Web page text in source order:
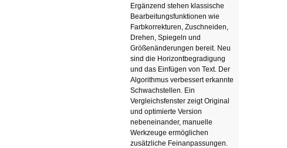
Ergänzend stehen klassische
Bearbeitungsfunktionen wie
Farbkorrekturen, Zuschneiden,
Drehen, Spiegeln und
Größenänderungen bereit. Neu
sind die Horizontbegradigung
und das Einfügen von Text. Der
Algorithmus verbessert erkannte
Schwachstellen. Ein
Vergleichsfenster zeigt Original
und optimierte Version
nebeneinander, manuelle
Werkzeuge ermöglichen
zusätzliche Feinanpassungen.